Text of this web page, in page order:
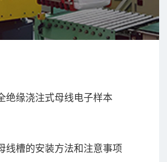
绝缘浇注式母线电子样本
线槽的安装方法和注意事项